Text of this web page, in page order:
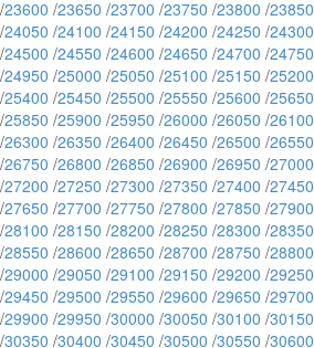
/23600 /23650 /23700 /23750 /23800 /23850
/24050 /24100 /24150 /24200 /24250 /24300
/24500 /24550 /24600 /24650 /24700 /24750
/24950 /25000 /25050 /25100 /25150 /25200
/25400 /25450 /25500 /25550 /25600 /25650
/25850 /25900 /25950 /26000 /26050 /26100
/26300 /26350 /26400 /26450 /26500 /26550
/26750 /26800 /26850 /26900 /26950 /27000
/27200 /27250 /27300 /27350 /27400 /27450
/27650 /27700 /27750 /27800 /27850 /27900
/28100 /28150 /28200 /28250 /28300 /28350
/28550 /28600 /28650 /28700 /28750 /28800
/29000 /29050 /29100 /29150 /29200 /29250
/29450 /29500 /29550 /29600 /29650 /29700
/29900 /29950 /30000 /30050 /30100 /30150
/30350 /30400 /30450 /30500 /30550 /30600